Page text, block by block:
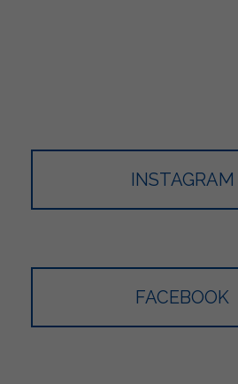
INSTAGRAM
FACEBOOK